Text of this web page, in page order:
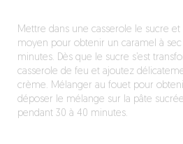
Mettre dans une casserole le sucre
moyen pour obtenir un caramel à
minutes. Dès que le sucre s’est
casserole de feu et ajoutez
crème. Mélanger au fouet pour
déposer le mélange sur la pâte
pendant 30 à 40 minutes.